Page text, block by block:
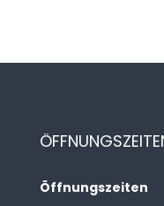
Öffnungszeiten